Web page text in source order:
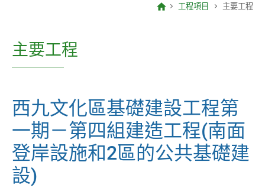
工程項目 主要工程
主要工程
西九文化區基礎建設工程第
一期－第四組建造工程(南面
登岸設施和2區的公共基礎建
設)